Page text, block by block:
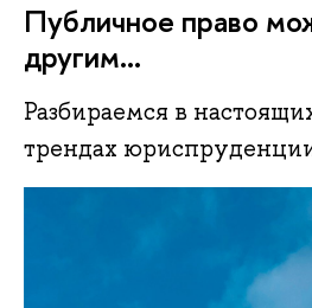
Публичное право
другим…
Разбираемся в
трендах